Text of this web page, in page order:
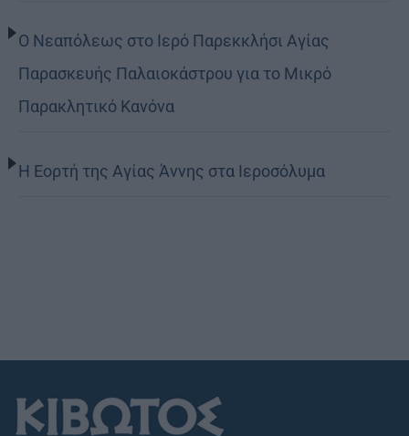
Ο Νεαπόλεως στο Ιερό Παρεκκλήσι Αγίας
Παρασκευής Παλαιοκάστρου για το Μικρό
Παρακλητικό Κανόνα
Η Εορτή της Αγίας Άννης στα Ιεροσόλυμα